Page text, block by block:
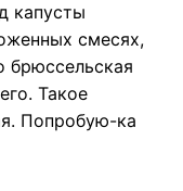
капусты
смесях,
брюссельская
Такое
Попробую-ка